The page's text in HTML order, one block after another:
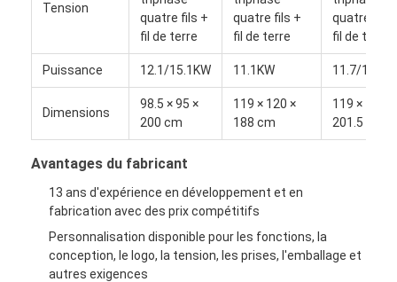
Visite de l'usine
Contrôle qualité
Les affaires
Ligne de production de boulangerie
Tension
quatre fils +
fil de terre
quatre fils +
fil de terre
quatre fils
fil de terre
Puissance 12.1/15.1KW 11.1KW 11.7/
Dimensions
98.5 × 95 ×
200 cm
119 × 120 ×
188 cm
119 × 120 ×
201.5 cm
Avantages du fabricant
13 ans d'expérience en développement et en
fabrication avec des prix compétitifs
Personnalisation disponible pour les fonctions, la
conception, le logo, la tension, les prises, l'emballage et
autres exigences